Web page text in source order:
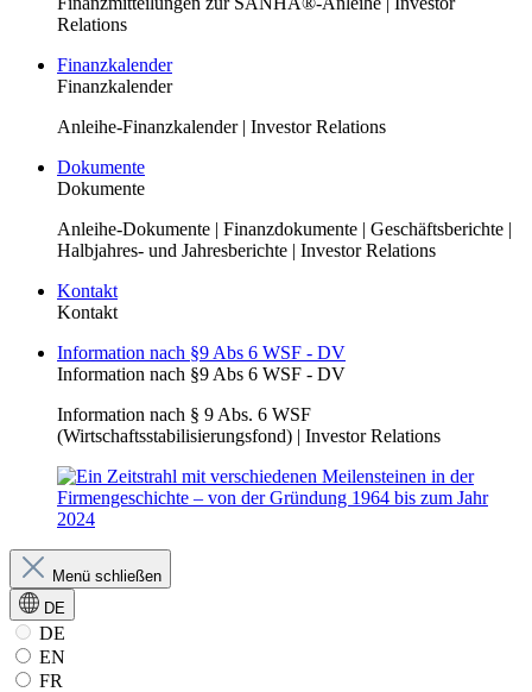
Relations
Finanzkalender
Finanzkalender
Anleihe-Finanzkalender | Investor Relations
Dokumente
Dokumente
Anleihe-Dokumente | Finanzdokumente | Geschäftsberichte |
Halbjahres- und Jahresberichte | Investor Relations
Kontakt
Kontakt
Information nach §9 Abs 6 WSF - DV
Information nach §9 Abs 6 WSF - DV
Information nach § 9 Abs. 6 WSF
(Wirtschaftsstabilisierungsfond) | Investor Relations
Menü schließen
DE
DE
EN
FR